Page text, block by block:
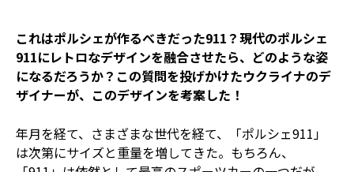
これはポルシェが作るべきだった911？現代のポルシェ
911にレトロなデザインを融合させたら、どのような姿
になるだろうか？この質問を投げかけたウクライナのデ
ザイナーが、このデザインを考案した！
年月を経て、さまざまな世代を経て、「ポルシェ911」
は次第にサイズと重量を増してきた。もちろん、